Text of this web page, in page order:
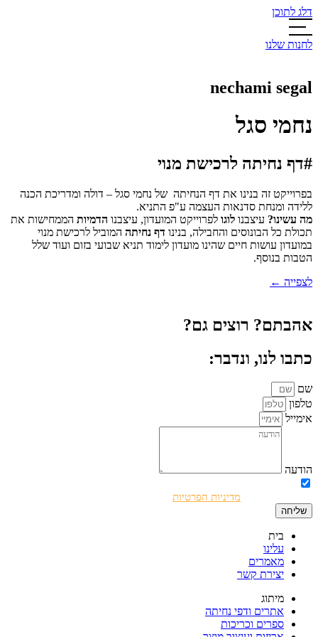
דלג לתוכן
לחנות שלנו
nechami segal
נחמי סגל
#דף נחיתה לרכישת מנוי
בפרוייקט זה בנינו את דף הנחיתה של נחמי סגל – דולה ומדריכת הכנה
ללידה ומנחת סדנאות העצמה ע"פ התניא.
מה עשינו? עיצבנו לוגו לפרוייקט המועדון, עיצבנו הדמיות הממחישות את
תכולת כל הבונוסים והחבילה, בנינו דף נחיתה המוביל לרכישת מנוי
במועדון עושות חיים שהינו מועדון לימוד תניא שבועי בזום ועוד שלל
הטבות בנוסף.
לצפייה ←
אהבתם? רוצים גם?
כתבו לנו, ונדבר:
שם
טלפון
אימייל
הודעה
מדיניות הפרטיות
שליחה
בית
עלינו
מאמרים
יצירת קשר
מיתוג
אתרים ודפי נחיתה
ספרים וכריכות